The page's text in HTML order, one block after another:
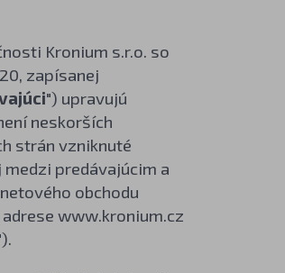
Kronium s.r.o. so
zapísanej
") upravujú
neskorších
strán vzniknuté
predávajúcim a
obchodu
www.kronium.cz